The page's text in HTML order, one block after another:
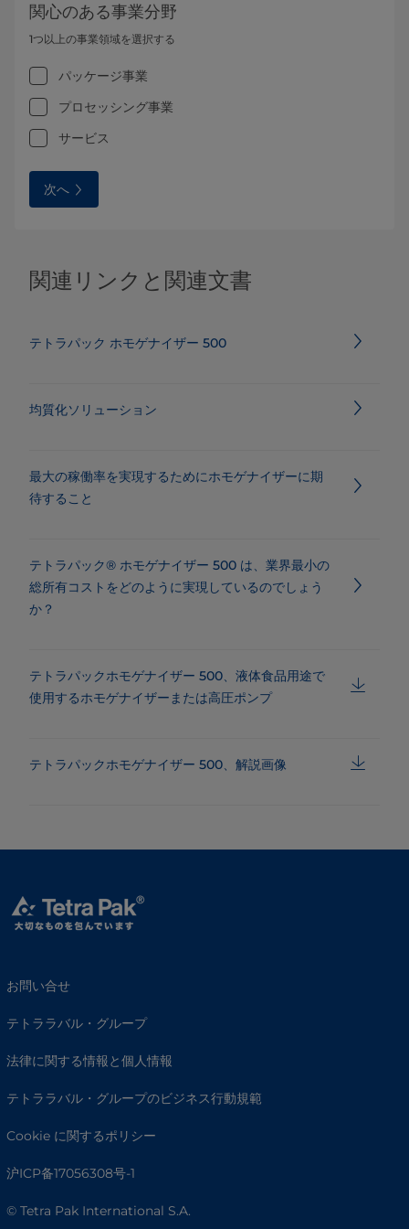
関心のある事業分野
1つ以上の事業領域を選択する
パッケージ事業
プロセッシング事業
サービス
次へ
関連リンクと関連文書
テトラパック ホモゲナイザー 500
均質化ソリューション
最大の稼働率を実現するためにホモゲナイザーに期
待すること
テトラパック® ホモゲナイザー 500 は、業界最小の
総所有コストをどのように実現しているのでしょう
か？
テトラパックホモゲナイザー 500、液体食品用途で
使用するホモゲナイザーまたは高圧ポンプ
テトラパックホモゲナイザー 500、解説画像
お問い合せ
テトララバル・グループ
法律に関する情報と個人情報
テトララバル・グループのビジネス行動規範
Cookie に関するポリシー
沪ICP备17056308号-1
© Tetra Pak International S.A.